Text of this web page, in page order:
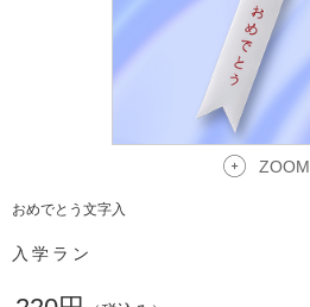
ZOOM
おめでとう文字入
入学ラン